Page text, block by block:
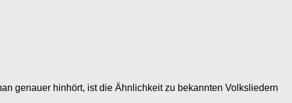
genauer hinhört, ist die Ähnlichkeit zu bekannten Volksliedern